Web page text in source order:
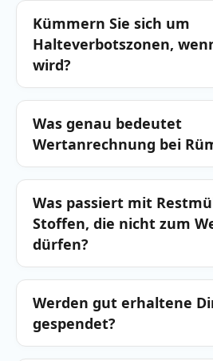
Kümmern Sie sich um
Halteverbotszonen,
wird?
Was genau bedeutet
Wertanrechnung bei
Was passiert mit
Stoffen, die nicht zum
dürfen?
Werden gut erhaltene
gespendet?